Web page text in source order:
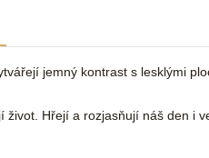
jemný kontrast s lesklými
život. Hřejí a rozjasňují náš den i